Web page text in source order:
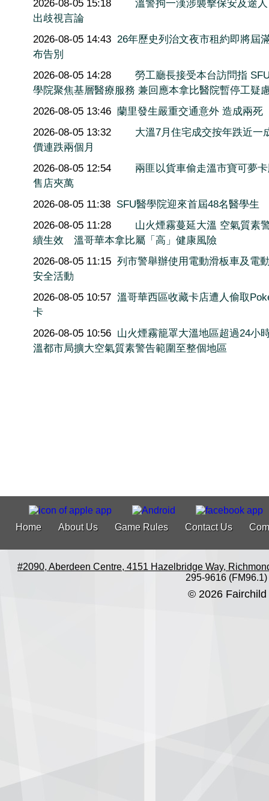
2026-08-05 15:18
溫警拘一漢涉襲擊保安及途
出歧視言論
2026-08-05 14:43 26年歷史列治文夜市租約即將屆
布告別
2026-08-05 14:28
勞工廳長接受本台訪問指
學院聚焦基層醫療服務 兼回應本拿比醫院暫停工疑
2026-08-05 13:46 蘭里發生嚴重交通意外 造成兩死
2026-08-05 13:32
大溫7月住宅成交按年跌近
價連跌兩個月
2026-08-05 12:54
兩匪以貨車偷走溫市寶可夢
售店夾萬
2026-08-05 11:38 SFU醫學院迎來首屆48名醫學生
2026-08-05 11:28
山火煙霧蔓延大溫 空氣質素
續生效 溫哥華本拿比屬「高」健康風險
2026-08-05 11:15 列市警舉辦使用電動滑板車及電
安全活動
2026-08-05 10:57 溫哥華西區收藏卡店遭人偷取
卡
2026-08-05 10:56 山火煙霧籠罩大溫地區超過24小
溫都市局擴大空氣質素警告範圍至整個地區
Home About Us Game Rules Contact Us
#2090, Aberdeen Centre, 4151 Hazelbridge Way,
295-9616 (FM96.1)
© 2026 Fairchild